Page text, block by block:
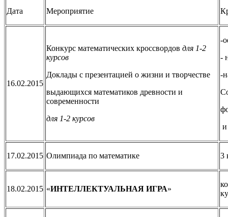
Дата Мероприятие
16.02.2015
Конкурс математических кроссвордов для 1-2
курсов
Доклады с презентацией о жизни и творчестве
выдающихся математиков древности и
современности
для 1-2 курсов
-
-
-
и
17.02.2015 Олимпиада по математике 3
18.02.2015 «ИНТЕЛЛЕКТУАЛЬНАЯ ИГРА»